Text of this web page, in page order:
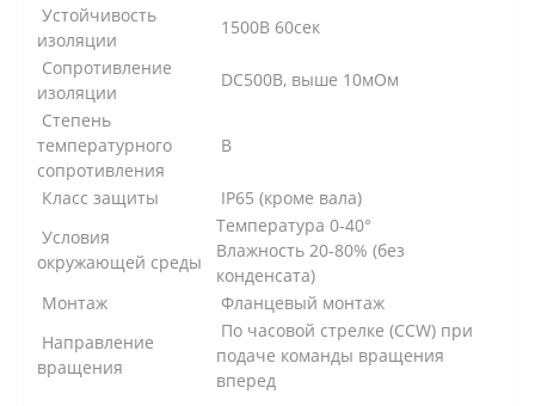
Устойчивость
изоляции
1500В 60сек
Сопротивление
изоляции
DC500В, выше 10мОм
Степень
температурного
сопротивления
B
Класс защиты
IP65 (кроме вала)
Условия
окружающей среды
Температура 0-40°
Влажность 20-80% (без
конденсата)
Монтаж
Фланцевый монтаж
Направление
вращения
По часовой стрелке (CCW) при
подаче команды вращения
вперед